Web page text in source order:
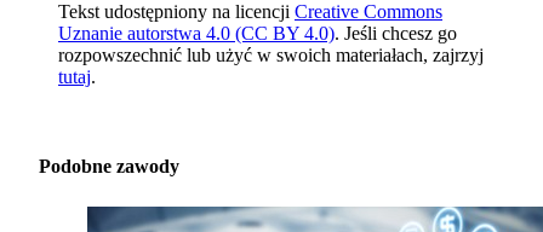
Tekst udostępniony na licencji Creative Commons
Uznanie autorstwa 4.0 (CC BY 4.0). Jeśli chcesz go
rozpowszechnić lub użyć w swoich materiałach, zajrzyj
tutaj.
Podobne zawody